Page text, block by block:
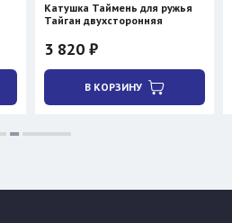
Катушка Таймень для ружья
Тайган двухсторонняя
3 820 ₽
В КОРЗИНУ